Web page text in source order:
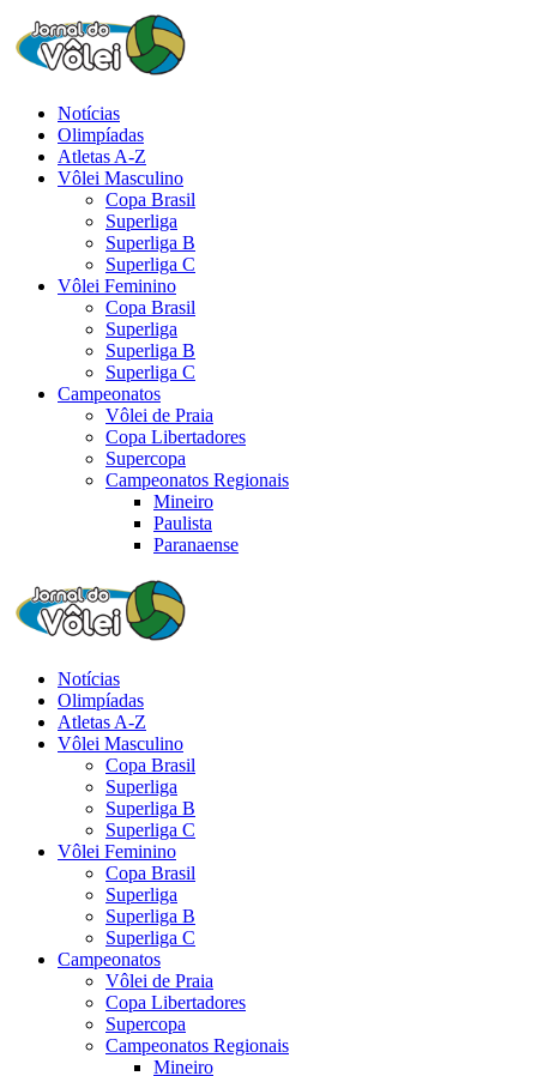
Notícias
Olimpíadas
Atletas A-Z
Vôlei Masculino
Copa Brasil
Superliga
Superliga B
Superliga C
Vôlei Feminino
Copa Brasil
Superliga
Superliga B
Superliga C
Campeonatos
Vôlei de Praia
Copa Libertadores
Supercopa
Campeonatos Regionais
Mineiro
Paulista
Paranaense
Notícias
Olimpíadas
Atletas A-Z
Vôlei Masculino
Copa Brasil
Superliga
Superliga B
Superliga C
Vôlei Feminino
Copa Brasil
Superliga
Superliga B
Superliga C
Campeonatos
Vôlei de Praia
Copa Libertadores
Supercopa
Campeonatos Regionais
Mineiro